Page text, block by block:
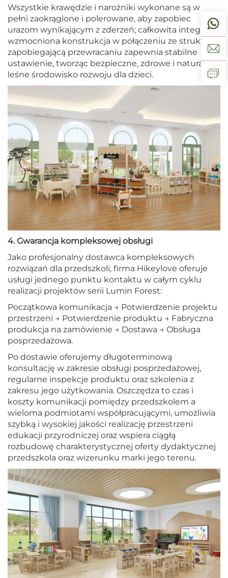
Wszystkie krawędzie i narożniki wykonane są w
pełni zaokrąglone i polerowane, aby zapobiec
urazom wynikającym z zderzeń; całkowita integralna
wzmocniona konstrukcja w połączeniu ze strukturą
zapobiegającą przewracaniu zapewnia stabilne
ustawienie, tworząc bezpieczne, zdrowe i naturalne,
leśne środowisko rozwoju dla dzieci.
4. Gwarancja kompleksowej obsługi
Jako profesjonalny dostawca kompleksowych
rozwiązań dla przedszkoli, firma Hikeylove oferuje
usługi jednego punktu kontaktu w całym cyklu
realizacji projektów serii Lumin Forest:
Początkowa komunikacja → Potwierdzenie projektu
przestrzeni → Potwierdzenie produktu → Fabryczna
produkcja na zamówienie → Dostawa → Obsługa
posprzedażowa.
Po dostawie oferujemy długoterminową
konsultację w zakresie obsługi posprzedażowej,
regularne inspekcje produktu oraz szkolenia z
zakresu jego użytkowania. Oszczędza to czas i
koszty komunikacji pomiędzy przedszkolem a
wieloma podmiotami współpracującymi, umożliwia
szybką i wysokiej jakości realizację przestrzeni
edukacji przyrodniczej oraz wspiera ciągłą
rozbudowę charakterystycznej oferty dydaktycznej
przedszkola oraz wizerunku marki jego terenu.